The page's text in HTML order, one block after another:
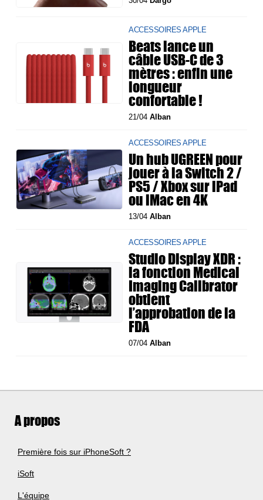
ACCESSOIRES APPLE
Beats lance un
câble USB-C de 3
mètres : enfin une
longueur
confortable !
21/04Alban
ACCESSOIRES APPLE
Un hub UGREEN pour
jouer à la Switch 2 /
PS5 / Xbox sur iPad
ou iMac en 4K
13/04Alban
ACCESSOIRES APPLE
Studio Display XDR :
la fonction Medical
Imaging Calibrator
obtient
l’approbation de la
FDA
07/04Alban
A propos
Première fois sur iPhoneSoft ?
iSoft
L'équipe